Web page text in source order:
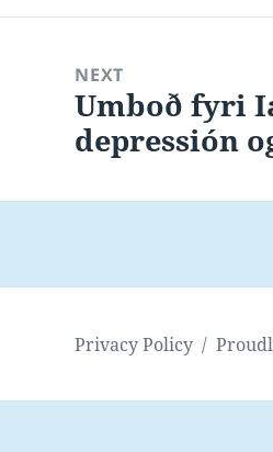
NEXT
Next
post:
Umboð fyri
depressión
Privacy Policy